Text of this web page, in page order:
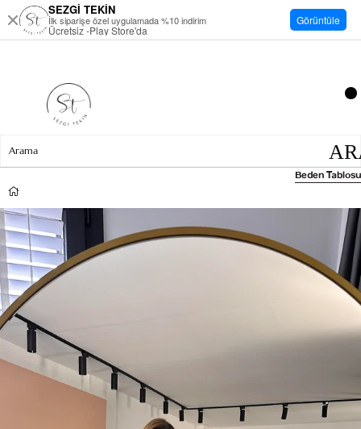
Beden Tablosu
SEZGİ TEKİN
İlk siparişe özel uygulamada %10 indirim
Ücretsiz -Play Store'da
Görüntüle